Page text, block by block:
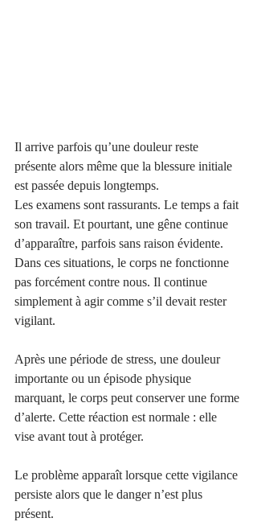
Il arrive parfois qu’une douleur reste
présente alors même que la blessure initiale
est passée depuis longtemps.
Les examens sont rassurants. Le temps a fait
son travail. Et pourtant, une gêne continue
d’apparaître, parfois sans raison évidente.
Dans ces situations, le corps ne fonctionne
pas forcément contre nous. Il continue
simplement à agir comme s’il devait rester
vigilant.
Après une période de stress, une douleur
importante ou un épisode physique
marquant, le corps peut conserver une forme
d’alerte. Cette réaction est normale : elle
vise avant tout à protéger.
Le problème apparaît lorsque cette vigilance
persiste alors que le danger n’est plus
présent.